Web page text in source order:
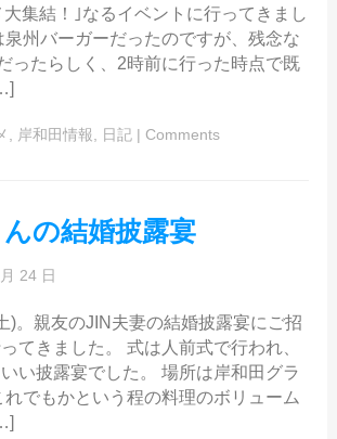
集結！｣なるイベントに行ってきまし
泉州バーガーだったのですが、残念な
ったらしく、2時前に行った時点で既
岸和田情報 日記 | Comments
の結婚披露宴
24 日
)。親友のJIN夫妻の結婚披露宴にご招
てきました。 式は人前式で行われ、
い披露宴でした。 場所は岸和田グラ
れでもかという程の料理のボリューム